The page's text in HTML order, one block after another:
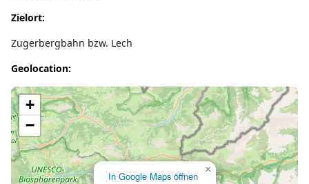
Zielort:
Zugerbergbahn bzw. Lech
Geolocation:
Lade Karte...
In Google Maps öffnen
×
+
−